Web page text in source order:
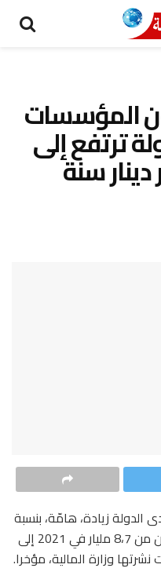
المؤسسات
ترتفع إلى
مليار دينار سنة
زيادة، هامّة، بنسبة
21،8 بالمائة ومرّت قيمة هذه الديون من 8،7 مليار في 2021 إلى